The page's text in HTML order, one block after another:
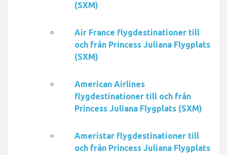
(SXM)
Air France flygdestinationer till
och från Princess Juliana Flygplats
(SXM)
American Airlines
flygdestinationer till och från
Princess Juliana Flygplats (SXM)
Ameristar flygdestinationer till
och från Princess Juliana Flygplats